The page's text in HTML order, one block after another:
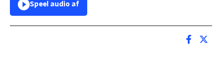
Speel audio af